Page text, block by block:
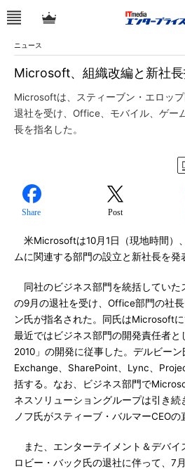
ニュース
Microsoft、組織改編と新社
Microsoftは、スティーブン・エロッ
退社を受け、Office、モバイル、ゲー
長を指名した。
Share Post
米Microsoftは10月1日（現地時間）
ムに関連する部門の設立と新社長を発
同社のビジネス部門を統括していた
の9月の退社を受け、Office部門の社
ン氏が指名された。同氏はMicrosoftに
最近ではビジネス部門の開発責任者
2010」の開発に従事した。デルビーン
Exchange、SharePoint、Lync、
括する。なお、ビジネス部門で
ネスソリューショングループは引き続
ノフ氏がスティーブ・バルマーCEOの
また、エンターテイメント＆デバイ
ロビー・バック氏の退社に伴って、7